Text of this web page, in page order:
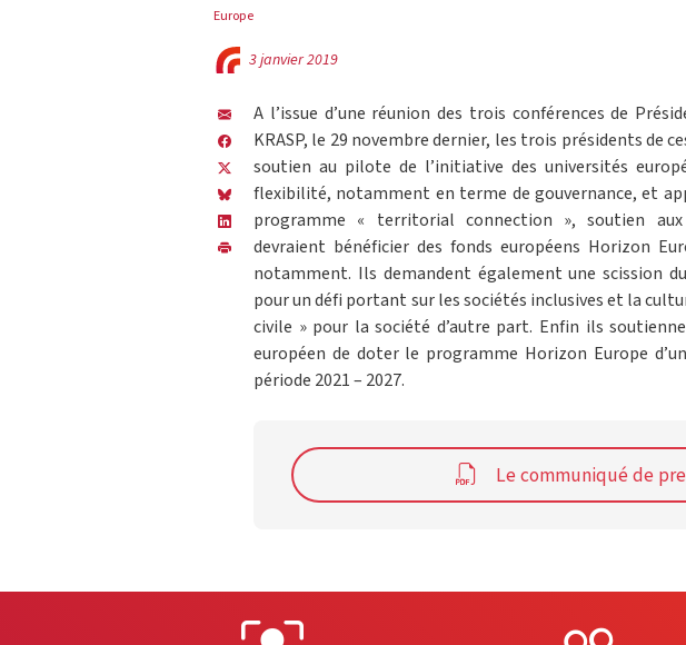
Europe
3 janvier 2019
A l’issue d’une réunion des trois conférences de
KRASP, le 29 novembre dernier, les trois présidents de
soutien au pilote de l’initiative des universités
flexibilité, notamment en terme de gouvernance, et
programme « territorial connection », soutien aux
devraient bénéficier des fonds européens Horizon
notamment. Ils demandent également une scission
pour un défi portant sur les sociétés inclusives et la
civile » pour la société d’autre part. Enfin ils
européen de doter le programme Horizon Europe
période 2021 – 2027.
Le communiqué de